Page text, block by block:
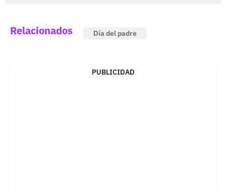
Relacionados Día del padre
PUBLICIDAD